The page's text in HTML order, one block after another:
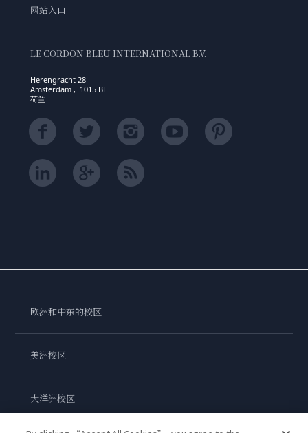
网站入口
LE CORDON BLEU INTERNATIONAL B.V.
Herengracht 28
Amsterdam , 1015 BL
荷兰
欧洲和中东的校区
美洲校区
大洋洲校区